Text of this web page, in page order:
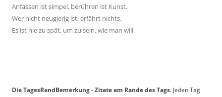
Anfassen ist simpel, berühren ist Kunst.
Wer nicht neugierig ist, erfährt nichts.
Es ist nie zu spät, um zu sein, wie man will.
Die TagesRandBemerkung - Zitate am Rande des Tags. Jeden Tag